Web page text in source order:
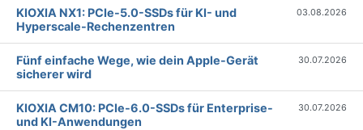
KIOXIA NX1: PCIe-5.0-SSDs für KI- und
Hyperscale-Rechenzentren
03.08.2026
Fünf einfache Wege, wie dein Apple-Gerät
sicherer wird
30.07.2026
KIOXIA CM10: PCIe-6.0-SSDs für Enterprise-
und KI-Anwendungen
30.07.2026